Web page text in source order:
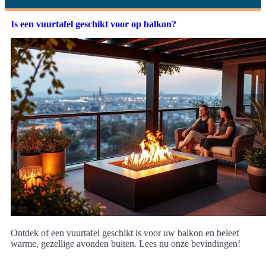
Is een vuurtafel geschikt voor op balkon?
Ontdek of een vuurtafel geschikt is voor uw balkon en beleef
warme, gezellige avonden buiten. Lees nu onze bevindingen!